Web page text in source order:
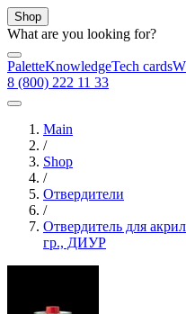
Shop
What are you looking for?
PaletteKnowledgeTech cards
8 (800) 222 11 33
Main
/
Shop
/
Отвердители
/
Отвердитель для
гр., ДИУР